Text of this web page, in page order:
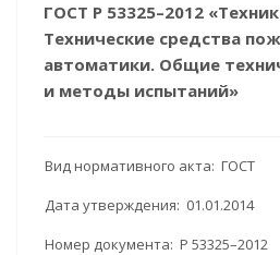
ГОСТ Р 53325–2012
Технические средства
автоматики. Общие
и методы испытаний»
Вид нормативного акта: ГОСТ
Дата утверждения: 01.01.2014
Номер документа: Р 53325–2012